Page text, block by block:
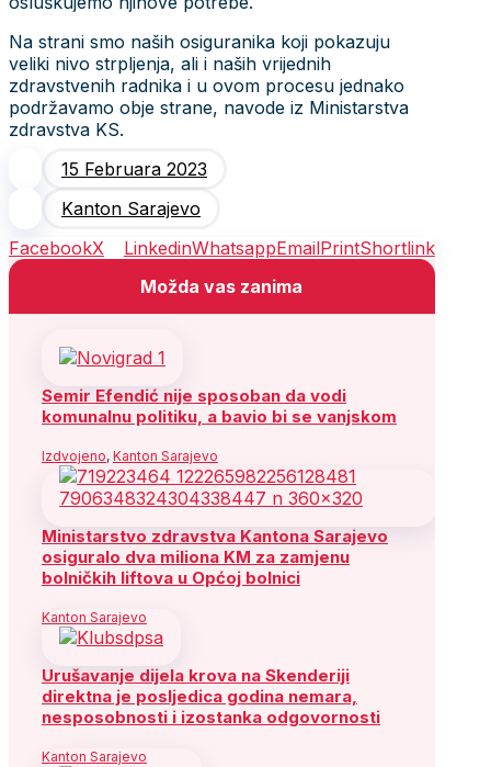
Na strani smo naših osiguranika koji pokazuju
veliki nivo strpljenja, ali i naših vrijednih
zdravstvenih radnika i u ovom procesu jednako
podržavamo obje strane, navode iz Ministarstva
zdravstva KS.
15 Februara 2023
Kanton Sarajevo
FacebookX LinkedinWhatsappEmailPrintShortlink
Možda vas zanima
Semir Efendić nije sposoban da vodi
komunalnu politiku, a bavio bi se vanjskom
Izdvojeno, Kanton Sarajevo
Ministarstvo zdravstva Kantona Sarajevo
osiguralo dva miliona KM za zamjenu
bolničkih liftova u Općoj bolnici
Kanton Sarajevo
Urušavanje dijela krova na Skenderiji
direktna je posljedica godina nemara,
nesposobnosti i izostanka odgovornosti
Kanton Sarajevo